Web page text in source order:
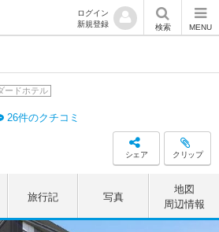
ログイン
新規登録
検索 MENU
ードホテル
26件のクチコミ
シェア クリップ
旅行記 写真
地図
周辺情報